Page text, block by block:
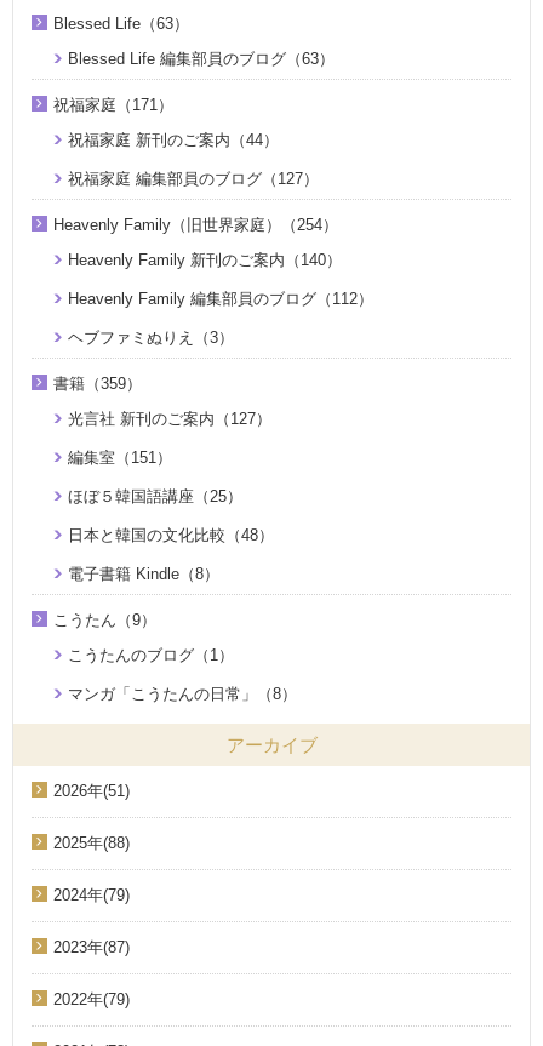
Blessed Life（63）
Blessed Life 編集部員のブログ（63）
祝福家庭（171）
祝福家庭 新刊のご案内（44）
祝福家庭 編集部員のブログ（127）
Heavenly Family（旧世界家庭）（254）
Heavenly Family 新刊のご案内（140）
Heavenly Family 編集部員のブログ（112）
ヘブファミぬりえ（3）
書籍（359）
光言社 新刊のご案内（127）
編集室（151）
ほぼ５韓国語講座（25）
日本と韓国の文化比較（48）
電子書籍 Kindle（8）
こうたん（9）
こうたんのブログ（1）
マンガ「こうたんの日常」（8）
アーカイブ
2026年(51)
2025年(88)
2024年(79)
2023年(87)
2022年(79)